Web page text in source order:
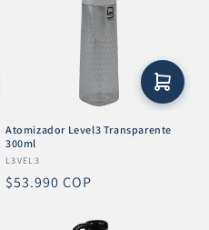
Atomizador Level3 Transparente
300ml
Proveedor:
L3VEL3
Precio
$53.990 COP